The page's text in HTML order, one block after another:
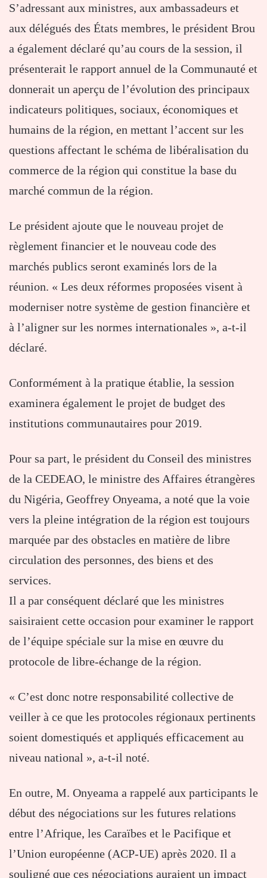
S’adressant aux ministres, aux ambassadeurs et
aux délégués des États membres, le président Brou
a également déclaré qu’au cours de la session, il
présenterait le rapport annuel de la Communauté et
donnerait un aperçu de l’évolution des principaux
indicateurs politiques, sociaux, économiques et
humains de la région, en mettant l’accent sur les
questions affectant le schéma de libéralisation du
commerce de la région qui constitue la base du
marché commun de la région.
Le président ajoute que le nouveau projet de
règlement financier et le nouveau code des
marchés publics seront examinés lors de la
réunion. « Les deux réformes proposées visent à
moderniser notre système de gestion financière et
à l’aligner sur les normes internationales », a-t-il
déclaré.
Conformément à la pratique établie, la session
examinera également le projet de budget des
institutions communautaires pour 2019.
Pour sa part, le président du Conseil des ministres
de la CEDEAO, le ministre des Affaires étrangères
du Nigéria, Geoffrey Onyeama, a noté que la voie
vers la pleine intégration de la région est toujours
marquée par des obstacles en matière de libre
circulation des personnes, des biens et des
services.
Il a par conséquent déclaré que les ministres
saisiraient cette occasion pour examiner le rapport
de l’équipe spéciale sur la mise en œuvre du
protocole de libre-échange de la région.
« C’est donc notre responsabilité collective de
veiller à ce que les protocoles régionaux pertinents
soient domestiqués et appliqués efficacement au
niveau national », a-t-il noté.
En outre, M. Onyeama a rappelé aux participants le
début des négociations sur les futures relations
entre l’Afrique, les Caraïbes et le Pacifique et
l’Union européenne (ACP-UE) après 2020. Il a
souligné que ces négociations auraient un impact